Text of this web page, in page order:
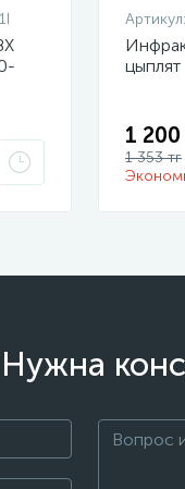
Артикул:
цыплят
1 200
1 353 тг
Нужна